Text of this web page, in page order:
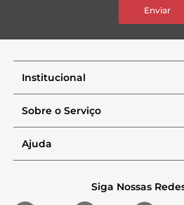
Enviar
Institucional
Sobre o Serviço
Ajuda
Siga Nossas